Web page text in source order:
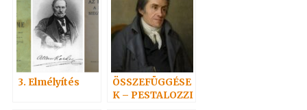
Hazája?
sorrendben 1
3. Elmélyítés
ÖSSZEFÜGGÉSE
K – PESTALOZZI